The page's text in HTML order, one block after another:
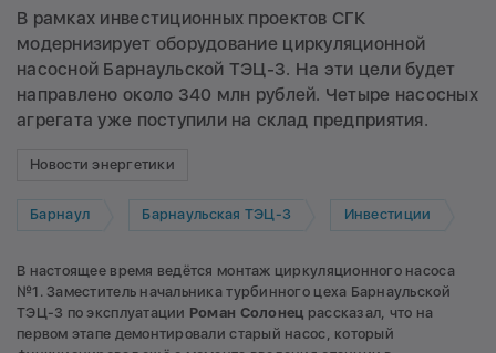
В рамках инвестиционных проектов СГК
модернизирует оборудование циркуляционной
насосной Барнаульской ТЭЦ-3. На эти цели будет
направлено около 340 млн рублей. Четыре насосных
агрегата уже поступили на склад предприятия.
Новости энергетики
Барнаул Барнаульская ТЭЦ-3 Инвестиции
В настоящее время ведётся монтаж циркуляционного насоса
№1. Заместитель начальника турбинного цеха Барнаульской
ТЭЦ-3 по эксплуатации Роман Солонец рассказал, что на
первом этапе демонтировали старый насос, который